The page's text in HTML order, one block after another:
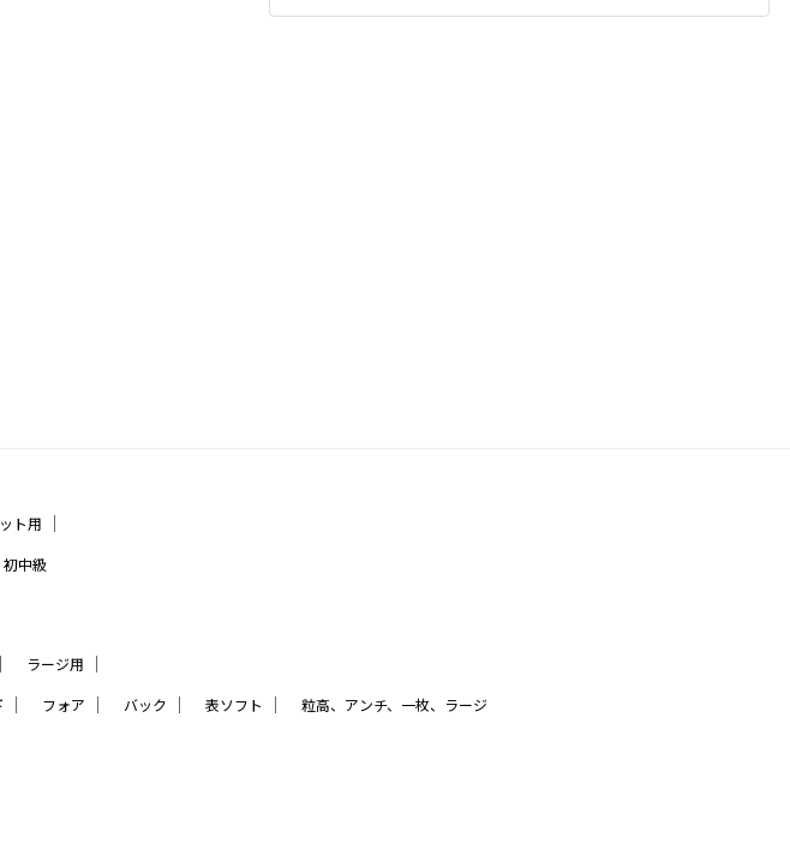
ト用 ｜
初中級
｜ ラージ用 ｜
｜ フォア ｜ バック ｜ 表ソフト ｜ 粒高、アンチ、一枚、ラージ